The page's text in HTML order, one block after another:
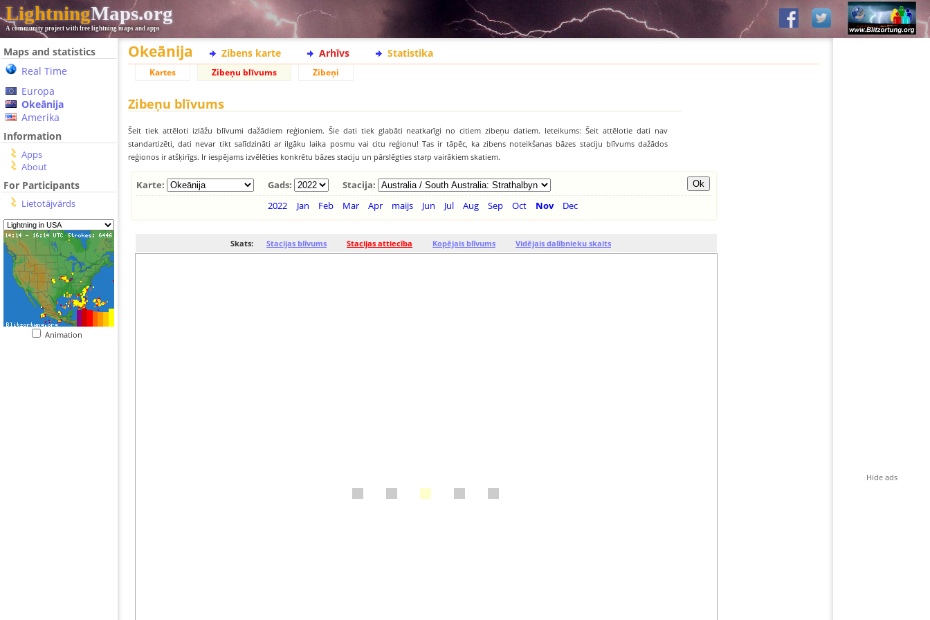
LightningMaps.org
A community project with free lightning maps and apps
Maps and statistics
Real Time
Europa
Okeānija
Amerika
Information
Apps
About
For Participants
Lietotājvārds
Animation
Okeānija Zibens karte Arhīvs Statistika
Kartes Zibeņu blīvums Zibeņi
Zibeņu blīvums
Šeit tiek attēloti izlāžu blīvumi dažādiem reģioniem. Šie dati tiek glabāti neatkarīgi no citiem zibeņu datiem. Ieteikums: Šeit attēlotie dati nav
standartizēti, dati nevar tikt salīdzināti ar ilgāku laika posmu vai citu reģionu! Tas ir tāpēc, ka zibens noteikšanas bāzes staciju blīvums dažādos
reģionos ir atšķirīgs. Ir iespējams izvēlēties konkrētu bāzes staciju un pārslēgties starp vairākiem skatiem.
Karte: Gads:
Stacija:
2022
Jan Feb Mar Apr maijs Jun Jul Aug Sep Oct Nov Dec
Skats: Stacijas blīvums Stacijas attiecība Kopējais blīvums Vidējais dalībnieku skaits
Hide ads